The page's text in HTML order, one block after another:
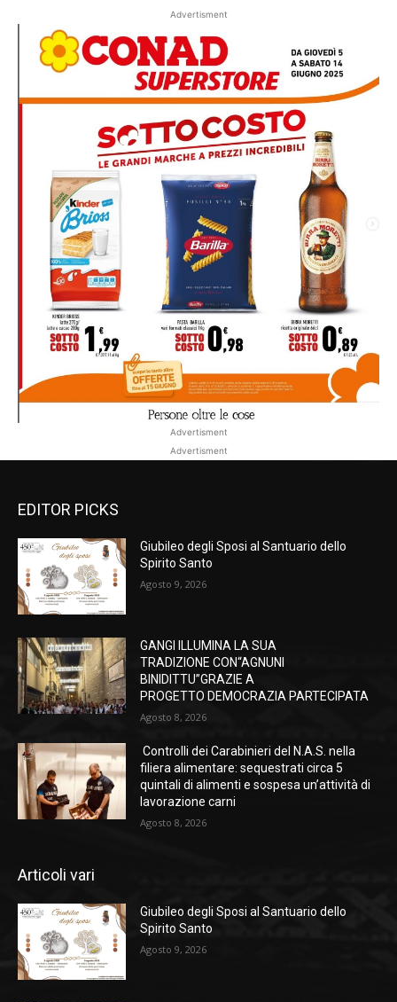
Advertisment
Advertisment
Advertisment
EDITOR PICKS
Giubileo degli Sposi al Santuario dello
Spirito Santo
Agosto 9, 2026
GANGI ILLUMINA LA SUA
TRADIZIONE CON“AGNUNI
BINIDITTU”GRAZIE A
PROGETTO DEMOCRAZIA PARTECIPATA
Agosto 8, 2026
Controlli dei Carabinieri del N.A.S. nella
filiera alimentare: sequestrati circa 5
quintali di alimenti e sospesa un’attività di
lavorazione carni
Agosto 8, 2026
Articoli vari
Giubileo degli Sposi al Santuario dello
Spirito Santo
Agosto 9, 2026